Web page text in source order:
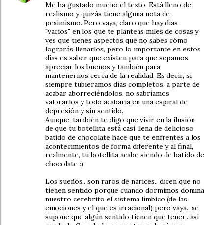
Me ha gustado mucho el texto. Está lleno de
realismo y quizás tiene alguna nota de
pesimismo. Pero vaya, claro que hay días
"vacios" en los que te planteas miles de cosas y
ves que tienes aspectos que no sabes cómo
lograrás llenarlos, pero lo importante en estos
días es saber que existen para que sepamos
apreciar los buenos y también para
mantenernos cerca de la realidad. Es decir, si
siempre tubieramos días completos, a parte de
acabar aborreciéndolos, no sabríamos
valorarlos y todo acabaría en una espiral de
depresión y sin sentido.
Aunque, también te digo que vivir en la ilusión
de que tu botellita está casi llena de delicioso
batido de chocolate hace que te enfrentes a los
acontecimientos de forma diferente y al final,
realmente, tu botellita acabe siendo de batido de
chocolate :)
Los sueños.. son raros de narices.. dicen que no
tienen sentido porque cuando dormimos domina
nuestro cerebrito el sistema límbico (de las
emociones y el que es irracional) pero vaya.. se
supone que algún sentido tienen que tener.. así